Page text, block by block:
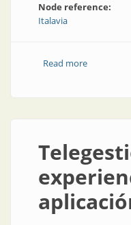
Node reference:
Italavia
Read moreabout